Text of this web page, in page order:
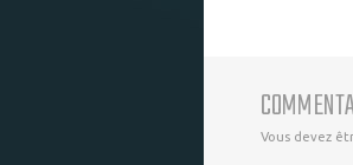
Vous devez